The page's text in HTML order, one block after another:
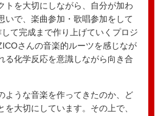
トを大切にしながら、自分が加わ
いで、楽曲参加・歌唱参加をして
て完成まで作り上げていくプロジ
さんの音楽的ルーツを感じなが
る化学反応を意識しながら向き合
ような音楽を作ってきたのか、ど
大切にしています。その上で、